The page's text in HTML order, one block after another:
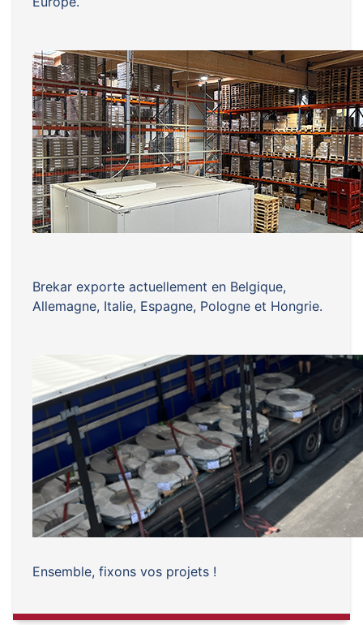
Brekar exporte actuellement en Belgique,
Allemagne, Italie, Espagne, Pologne et Hongrie.
Ensemble, fixons vos projets !